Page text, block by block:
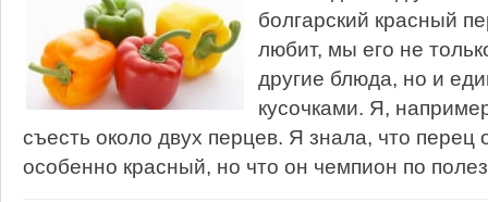
болгарский красный
любит, мы его не
другие блюда, но и
кусочками. Я,
съесть около двух перцев. Я знала, что перец
особенно красный, но что он чемпион по